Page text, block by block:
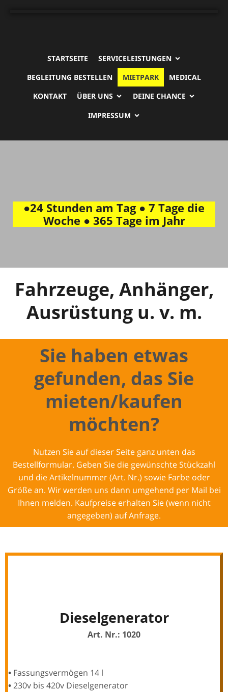
STARTSEITE
SERVICELEISTUNGEN
BEGLEITUNG BESTELLEN
MIETPARK
MEDICAL
KONTAKT
ÜBER UNS
DEINE CHANCE
IMPRESSUM
●24 Stunden am Tag ● 7 Tage die
Woche ● 365 Tage im Jahr
Fahrzeuge, Anhänger,
Ausrüstung u. v. m.
Sie haben etwas
gefunden, das Sie
mieten/kaufen
möchten?
Nutzen Sie auf dieser Seite ganz unten das
Bestellformular. Geben Sie die gewünschte Stückzahl
und die Artikelnummer (Art. Nr.) sowie Farbe oder
Größe an. Wir werden uns dann umgehend per Mail bei
Ihnen melden. Kaufpreise erhalten Sie (wenn nicht
angegeben) auf Anfrage.
Dieselgenerator
Art. Nr.: 1020
• Fassungsvermögen 14 l
•230v bis 420v Dieselgenerator